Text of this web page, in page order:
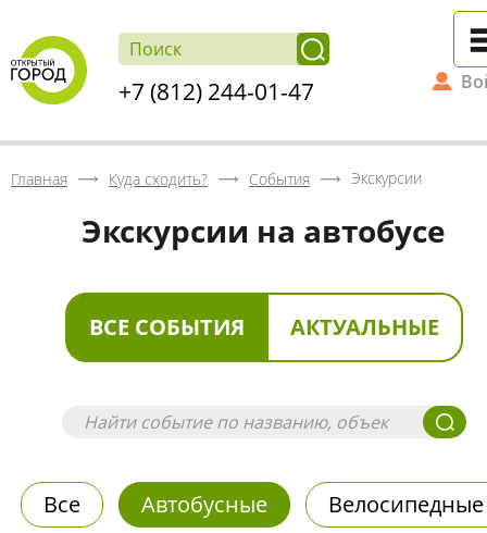
+7 (812) 244-01-47
Главная Куда сходить? События Экскурсии
Экскурсии на автобусе
ВСЕ СОБЫТИЯ АКТУАЛЬНЫЕ
Все Автобусные Велосипедные